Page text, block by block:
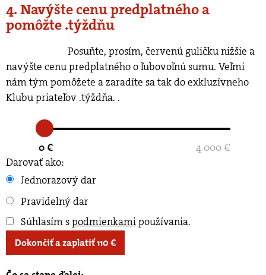
4. Navýšte cenu predplatného a
pomôžte .týždňu
navýšte cenu predplatného o ľubovoľnú sumu. Veľmi
nám tým pomôžete a zaradíte sa tak do exkluzívneho
Klubu priateľov .týždňa. .
0 €
4 000 €
Darovať ako:
Jednorazový dar
Pravidelný dar
Súhlasím spodmienkamipoužívania.
Dokončiť a zaplatiť110€